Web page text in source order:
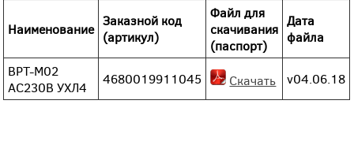
Наименование
Заказной код
(артикул)
Файл для
скачивания
(паспорт)
Дата
файла
ВРТ-М02
АС230В УХЛ4
4680019911045 Скачать v04.06.18